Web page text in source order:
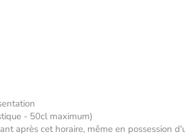
- 50cl maximum)
après cet horaire, même en possession